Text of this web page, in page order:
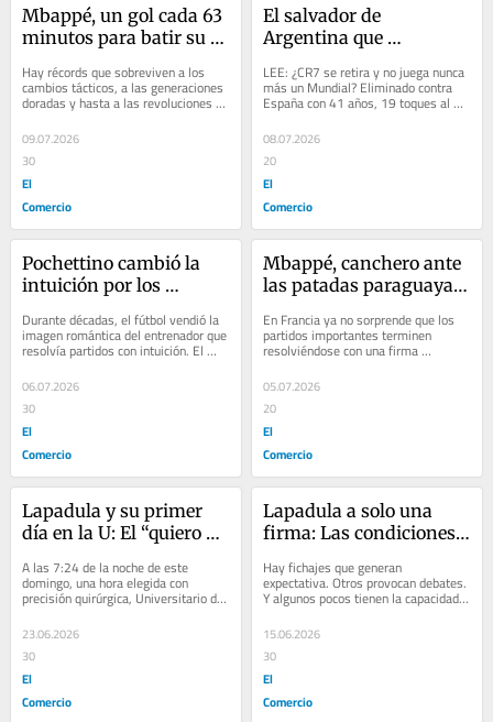
Mbappé, un gol cada 63
minutos para batir su
goles más puede anotar
en su camino a la final?
Hay récords que sobreviven a los
cambios tácticos, a las generaciones
doradas y hasta a las revoluciones
del fútbol moderno. Mientras las...
09.07.2026
30
El
Comercio
El salvador de
Argentina que
marketplace y la noche
que jugó en el
con 20 años
LEE: ¿CR7 se retira y no juega nunca
más un Mundial? Eliminado contra
España con 41 años, 19 toques al
balón y solo 2 disparos al arco No fue
un...
08.07.2026
20
El
Comercio
Pochettino cambió la
intuición por los
EE.UU. revoluciona el
Mundial con IA y
Durante décadas, el fútbol vendió la
imagen romántica del entrenador que
resolvía partidos con intuición. El
técnico que observaba un gesto,...
06.07.2026
30
El
Comercio
Mbappé, canchero ante
las patadas paraguayas
En Francia ya no sorprende que los
partidos importantes terminen
resolviéndose con una firma
capaces de...
05.07.2026
20
El
Comercio
Lapadula y su primer
día en la U: El “quiero
Monumental” como
declaración de amor y la
cumplida
A las 7:24 de la noche de este
domingo, una hora elegida con
precisión quirúrgica, Universitario de
Deportes encendió las redes sociales
y provocó...
23.06.2026
30
El
Comercio
Lapadula a solo una
firma: Las condiciones
‘U’ y la posición del
vestuario ante su
Hay fichajes que generan
expectativa. Otros provocan debates.
Y algunos pocos tienen la capacidad
de alterar el pulso de un campeonato
entero....
15.06.2026
30
El
Comercio